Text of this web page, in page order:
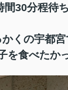
間30分程待
かくの宇都
を食べたか